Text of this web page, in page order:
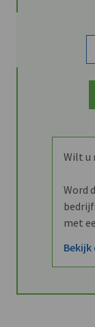
Wilt u
Word
met
Bekijk